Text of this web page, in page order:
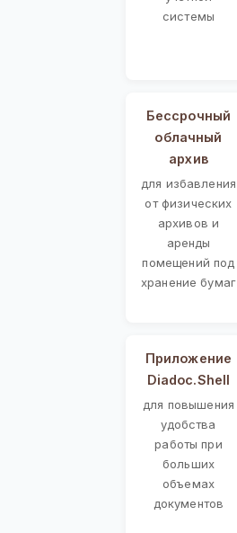
системы
Бессрочный
облачный
архив
для избавления
от физических
архивов и
аренды
помещений под
хранение бумаг
Приложение
Diadoc.Shell
для повышения
удобства
работы при
больших
объемах
документов